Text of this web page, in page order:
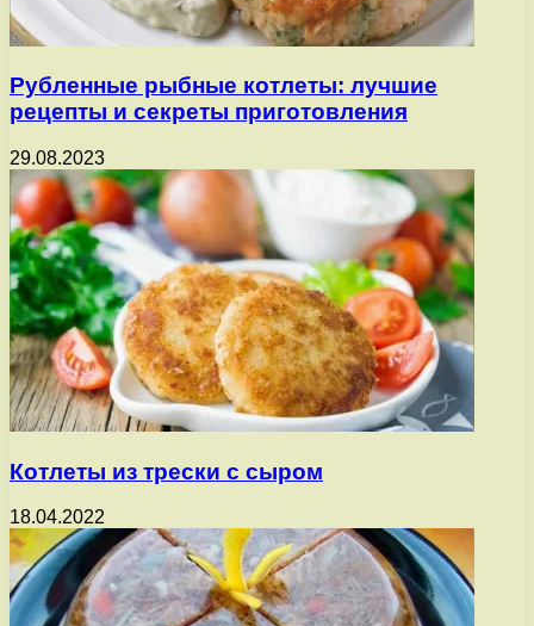
Рубленные рыбные котлеты: лучшие
рецепты и секреты приготовления
29.08.2023
Котлеты из трески с сыром
18.04.2022